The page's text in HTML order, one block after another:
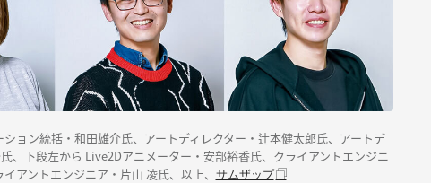
ョン統括・和田雄介氏、アートディレクター・辻本健太郎氏、アートデ
、下段左から Live2Dアニメーター・安部裕香氏、クライアントエンジニ
アントエンジニア・片山 凌氏、以上、
サムザップ